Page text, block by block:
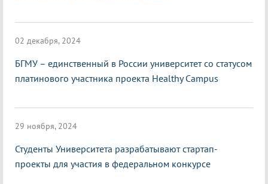
02 декабря, 2024
БГМУ – единственный в России университет со статусом
платинового участника проекта Healthy Campus
29 ноября, 2024
Студенты Университета разрабатывают стартап-
проекты для участия в федеральном конкурсе